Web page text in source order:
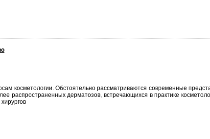
косметологии. Обстоятельно рассматриваются современные
распространенных дерматозов, встречающихся в практике